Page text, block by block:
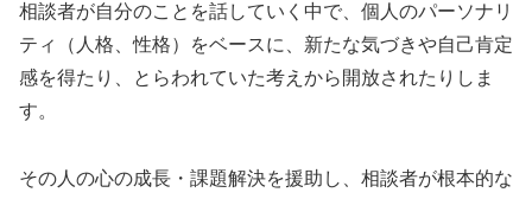
相談者が自分のことを話していく中で、個人のパーソナリ
ティ（人格、性格）をベースに、新たな気づきや自己肯定
感を得たり、とらわれていた考えから開放されたりしま
す。
その人の心の成長・課題解決を援助し、相談者が根本的な